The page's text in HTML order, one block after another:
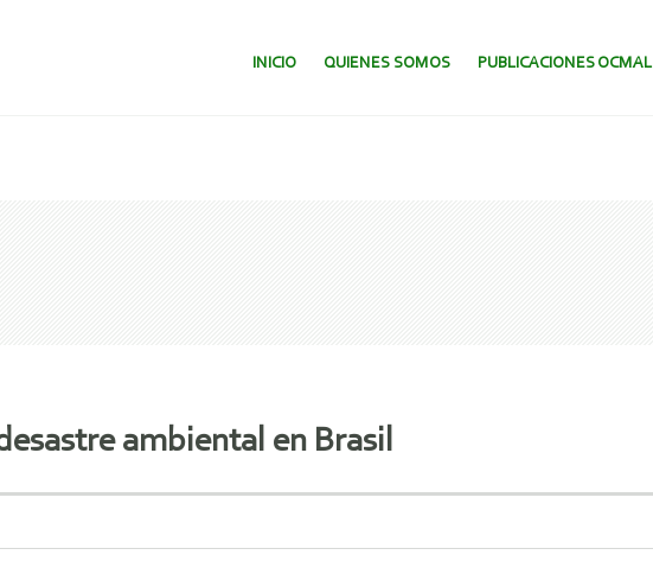
SALTAR AL CONTENIDO.
INICIO QUIENES SOMOS PUBLICACIONES OCMAL
ambiental en Brasil